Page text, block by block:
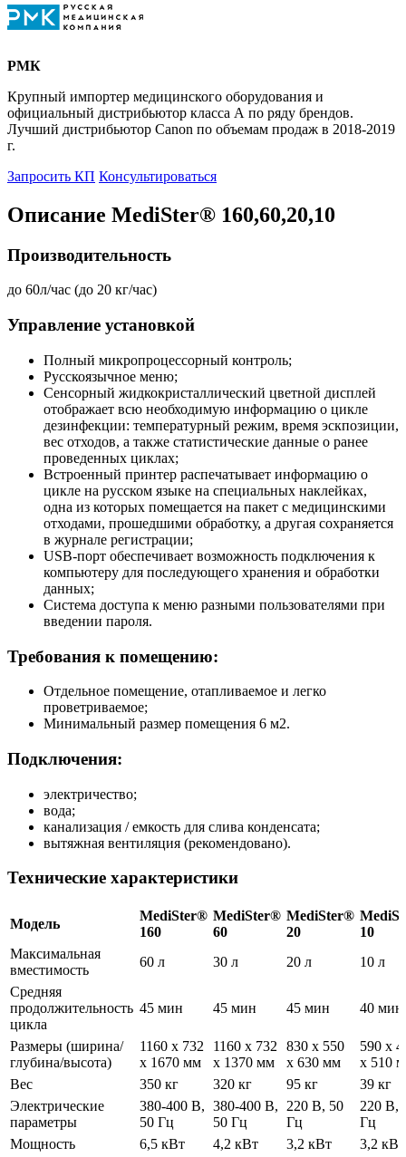
РМК
Крупный импортер медицинского оборудования и
официальный дистрибьютор класса А по ряду брендов.
Лучший дистрибьютор Canon по объемам продаж в 2018-2019
г.
Запросить КП Консультироваться
Описание MediSter® 160,60,20,10
Производительность
до 60л/час (до 20 кг/час)
Управление установкой
Полный микропроцессорный контроль;
Русскоязычное меню;
Сенсорный жидкокристаллический цветной дисплей
отображает всю необходимую информацию о цикле
дезинфекции: температурный режим, время эскпозиции,
вес отходов, а также статистические данные о ранее
проведенных циклах;
Встроенный принтер распечатывает информацию о
цикле на русском языке на специальных наклейках,
одна из которых помещается на пакет с медицинскими
отходами, прошедшими обработку, а другая сохраняется
в журнале регистрации;
USB-порт обеспечивает возможность подключения к
компьютеру для последующего хранения и обработки
данных;
Система доступа к меню разными пользователями при
введении пароля.
Требования к помещению:
Отдельное помещение, отапливаемое и легко
проветриваемое;
Минимальный размер помещения 6 м2.
Подключения:
электричество;
вода;
канализация / емкость для слива конденсата;
вытяжная вентиляция (рекомендовано).
Технические характеристики
Модель
MediSter®
160
MediSter®
60
MediSter®
20
10
Максимальная
вместимость
60 л 30 л 20 л
10 л
Средняя
продолжительность
цикла
45 мин 45 мин 45 мин 40 мин
Размеры (ширина/
глубина/высота)
1160 х 732
х 1670 мм
1160 х 732
х 1370 мм
830 x 550
x 630 мм
590 х
х 510
Вес
350 кг 320 кг 95 кг
39 кг
Электрические
параметры
380-400 В,
50 Гц
380-400 В,
50 Гц
220 В, 50
Гц
220 В,
Гц
Мощность
6,5 кВт 4,2 кВт 3,2 кВт
3,2